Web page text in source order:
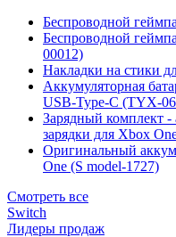
Беспроводной
Беспроводной
00012)
Накладки на стики
Аккумуляторная
USB-Type-C (TYX-
Зарядный комплект
зарядки для Xbox
Оригинальный
One (S model-1727)
Смотреть все
Switch
Лидеры продаж